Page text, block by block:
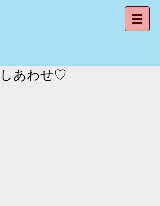
しあわせ♡